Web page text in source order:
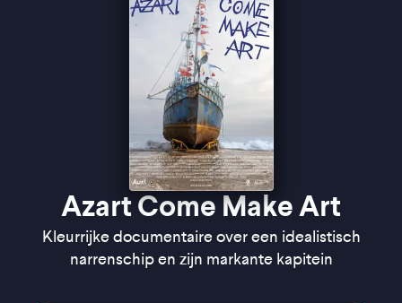
Azart Come Make Art
Kleurrijke documentaire over een idealistisch
narrenschip en zijn markante kapitein